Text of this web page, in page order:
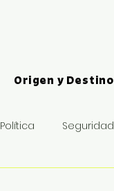
Origen y Destino
Política Seguridad